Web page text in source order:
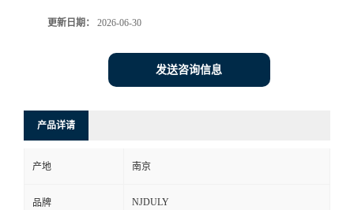
更新日期： 2026-06-30
发送咨询信息
产品详请
产地 南京
品牌 NJDULY